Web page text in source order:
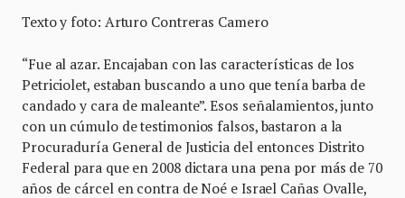
Texto y foto: Arturo Contreras Camero
“Fue al azar. Encajaban con las características de los
Petriciolet, estaban buscando a uno que tenía barba de
candado y cara de maleante”. Esos señalamientos, junto
con un cúmulo de testimonios falsos, bastaron a la
Procuraduría General de Justicia del entonces Distrito
Federal para que en 2008 dictara una pena por más de 70
años de cárcel en contra de Noé e Israel Cañas Ovalle,